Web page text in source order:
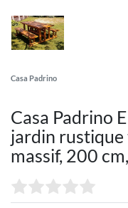
Casa Padrino
Casa Padrino
jardin rustique
massif, 200